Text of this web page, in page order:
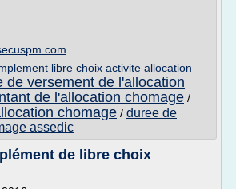
libre choix activite allocation
de versement de l'allocation
de l'allocation chomage /
chomage / duree de
assedic
de libre choix